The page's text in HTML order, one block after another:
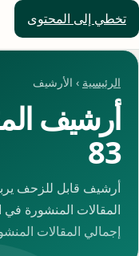
تخطي إلى المحتوى
حلول العالم
الرئيسية › الأرشيف
أرشيف
83
أرشيف قابل للزحف
المقالات المنشورة في
إجمالي المقالات المنشورة: 3693 — الصفحة